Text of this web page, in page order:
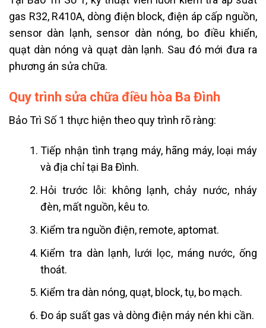
gas R32, R410A, dòng điện block, điện áp cấp nguồn,
sensor dàn lạnh, sensor dàn nóng, bo điều khiển,
quạt dàn nóng và quạt dàn lạnh. Sau đó mới đưa ra
phương án sửa chữa.
Quy trình sửa chữa điều hòa Ba Đình
Bảo Trì Số 1 thực hiện theo quy trình rõ ràng:
Tiếp nhận tình trạng máy, hãng máy, loại máy
và địa chỉ tại Ba Đình.
Hỏi trước lỗi: không lạnh, chảy nước, nháy
đèn, mất nguồn, kêu to.
Kiểm tra nguồn điện, remote, aptomat.
Kiểm tra dàn lạnh, lưới lọc, máng nước, ống
thoát.
Kiểm tra dàn nóng, quạt, block, tụ, bo mạch.
Đo áp suất gas và dòng điện máy nén khi cần.